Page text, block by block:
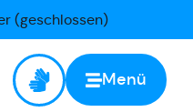
(geschlossen)
Menü